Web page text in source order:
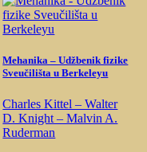
Mehanika – Udžbenik fizike
Sveučilišta u Berkeleyu
Charles Kittel – Walter
D. Knight – Malvin A.
Ruderman